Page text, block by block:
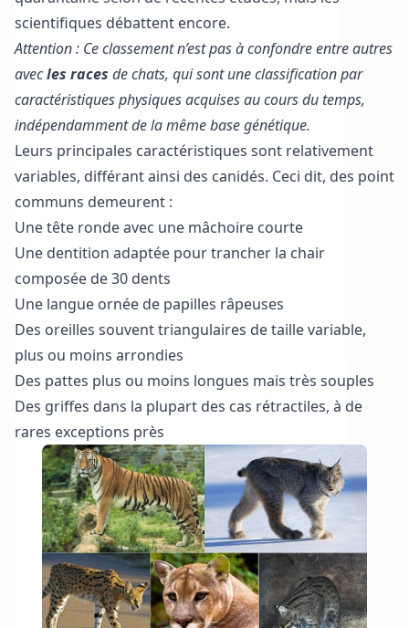
scientifiques débattent encore.
Attention : Ce classement n’est pas à confondre entre autres
avecles races de chats, qui sont une classification par
caractéristiques physiques acquises au cours du temps,
indépendamment de la même base génétique.
Leurs principales caractéristiques sont relativement
variables, différant ainsi des canidés. Ceci dit, des point
communs demeurent :
Une tête ronde avec une mâchoire courte
Une dentition adaptée pour trancher la chair
composée de 30 dents
Une langue ornée de papilles râpeuses
Des oreilles souvent triangulaires de taille variable,
plus ou moins arrondies
Des pattes plus ou moins longues mais très souples
Des griffes dans la plupart des cas rétractiles, à de
rares exceptions près